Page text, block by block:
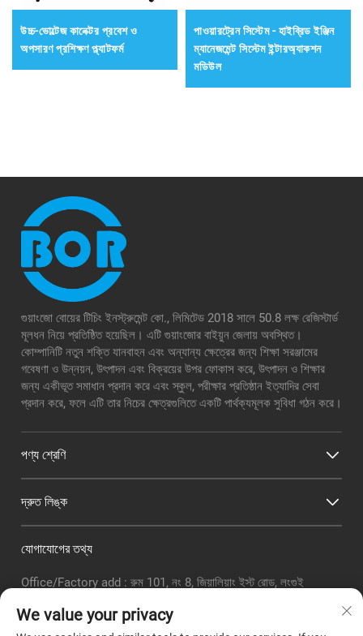
উচ্চ-ভোল্টেজ কানেক্টর প্রবেশ ও
অপসারণ প্রশিক্ষণ প্ল্যাটফর্ম
পাওয়ারট্রেন সিস্টেম - হাইব্রিড ইঞ্জিন
ম্যানেজমেন্ট সিস্টেম ইন্টারঅ্যাকশন
মডিউল
গুয়াংজো বোয়ের টিচিং ইনস্ট্রুমেন্ট কো., লিমিটেড 2018 সালে 50.8 লক্ষ রেজিস্টার্ড
মূলধন নিয়ে প্রতিষ্ঠিত হয়েছিল। এটি গুয়াংজোর বাইয়ুন জেলায় অবস্থিত।
কোম্পানিটি নতুন শক্তি যানবাহন এবং অন্যান্য ক্ষেত্রের জন্য শিক্ষা সরঞ্জামের
গবেষণা ও উন্নয়ন, উৎপাদন এবং বিক্রয়ের উপর ফোকাস করে, উৎপাদন ও শিক্ষার
জন্য একীভূত সমাধান প্রদান করে এবং স্কুল, পরীক্ষার প্রতিষ্ঠান ইত্যাদির সেবা
প্রদান করে, ফলে এটি তার নিচের ক্ষেত্রগুলিতে একটি পার্থক্যমূলক সুবিধা গঠন করে।
পণ্য শ্রেণি
দ্রুত লিঙ্ক
যোগাযোগের তথ্য
Office/Factory add : রুম 101, নং 8, জিয়ালিয়াং ইস্ট রোড, লংগুই
ইমেইল: [email protected]
We value your privacy